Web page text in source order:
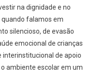
na dignidade e no
falamos em
silencioso, de evasão
emocional de crianças
interinstitucional de apoio
ambiente escolar em um